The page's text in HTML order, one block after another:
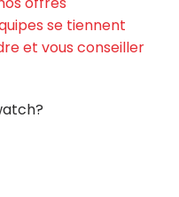
se tiennent
et vous conseiller